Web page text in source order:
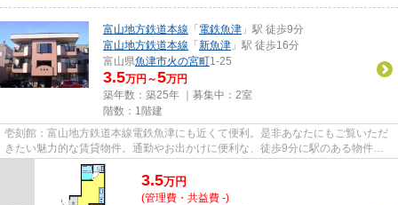
富山地方鉄道本線 「 電鉄魚津 」駅 徒歩9分
富山地方鉄道本線 「 新魚津 」駅 徒歩16分
富山県魚津市火の宮町1-25
3.5万円～5万円
築年数：築25年 ｜募集中： 2室
階数：1階建
壱刻館：富山地方鉄道本線電鉄魚津にも近くて便利。是非あなたにもご覧いただ
きたい魅力的な賃貸物件。通勤やお出かけに便利な、徒歩9分に駅のある物件で
す。衛生的で扱いやすく、お料...
3.5万円
(管理費・共益費 -)